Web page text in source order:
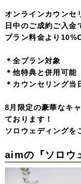
オンラインカウンセ
日中のご成約ご入金
プラン料金より
＊全プラン対象
＊他特典と併用可能
＊カウンセリング当
8月限定の豪華なキ
ております！
ソロウェディングを
aimの『ソロウ